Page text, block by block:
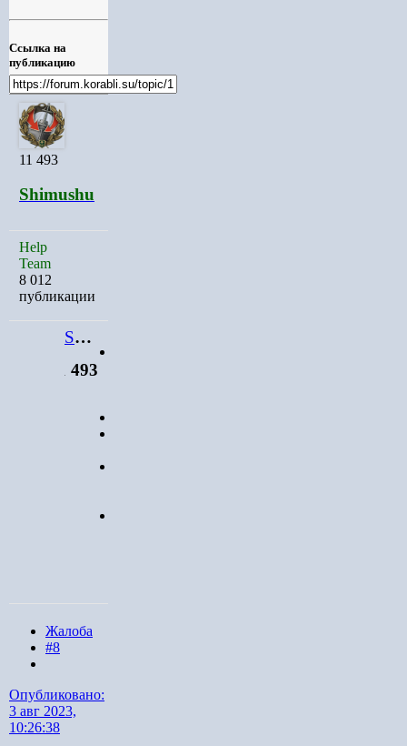
Ссылка на
публикацию
11 493
Shimushu
Help
Team
8 012
публикации
Shimushu
11 493
Жалоба
#8
Опубликовано:
3 авг 2023,
10:26:38